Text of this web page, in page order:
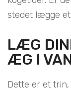
stedet lægge
LÆG
ÆG I
Dette er et